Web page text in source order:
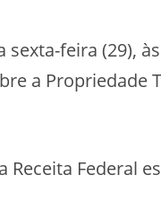
sexta-feira (29),
a Propriedade
Receita Federal